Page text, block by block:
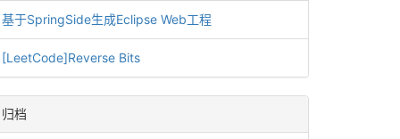
基于SpringSide生成Eclipse Web工程
[LeetCode]Reverse Bits
归档